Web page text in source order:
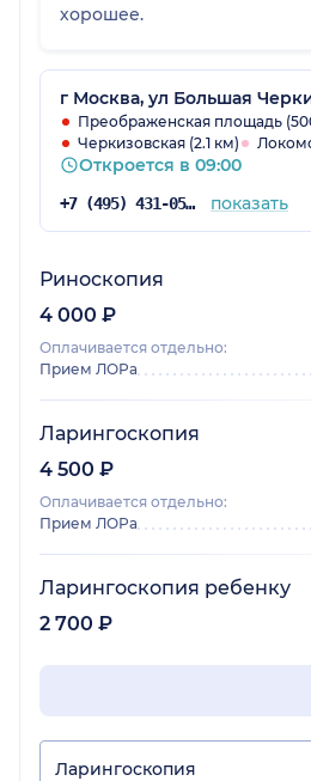
хорошее.
г Москва, ул Большая
Преображенская площадь
Черкизовская (2.1 км)
Откроется в 09:00
+7 (495) 431-05-68 показать
Риноскопия
4 000 ₽
Оплачивается отдельно:
Прием ЛОРа
Ларингоскопия
4 500 ₽
Оплачивается отдельно:
Прием ЛОРа
Ларингоскопия ребенку
2 700 ₽
Ларингоскопия